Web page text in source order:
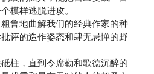
模样逃脱进攻。
鲁地曲解我们的经典作家的种
评的造作姿态和肆无忌惮的野
柱，直到令席勒和歌德沉醉的